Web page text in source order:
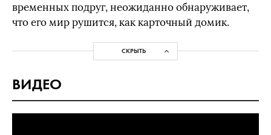
временных подруг, неожиданно обнаруживает,
что его мир рушится, как карточный домик.
СКРЫТЬ
ВИДЕО